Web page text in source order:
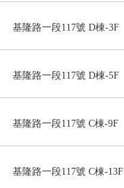
基隆路一段117號 D棟-3F
基隆路一段117號 D棟-5F
基隆路一段117號 C棟-9F
基隆路一段117號 C棟-13F